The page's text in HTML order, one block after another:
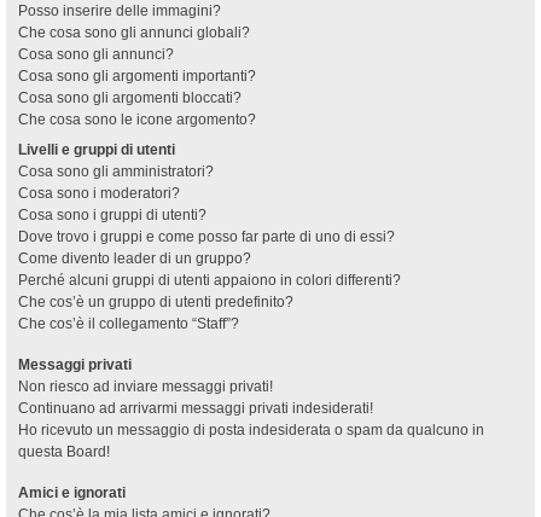
Posso inserire delle immagini?
Che cosa sono gli annunci globali?
Cosa sono gli annunci?
Cosa sono gli argomenti importanti?
Cosa sono gli argomenti bloccati?
Che cosa sono le icone argomento?
Livelli e gruppi di utenti
Cosa sono gli amministratori?
Cosa sono i moderatori?
Cosa sono i gruppi di utenti?
Dove trovo i gruppi e come posso far parte di uno di essi?
Come divento leader di un gruppo?
Perché alcuni gruppi di utenti appaiono in colori differenti?
Che cos’è un gruppo di utenti predefinito?
Che cos’è il collegamento “Staff”?
Messaggi privati
Non riesco ad inviare messaggi privati!
Continuano ad arrivarmi messaggi privati indesiderati!
Ho ricevuto un messaggio di posta indesiderata o spam da qualcuno in
questa Board!
Amici e ignorati